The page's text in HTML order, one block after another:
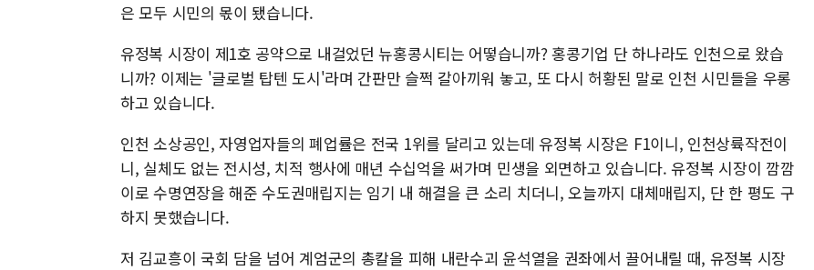
은 모두 시민의 몫이 됐습니다.
유정복 시장이 제1호 공약으로 내걸었던 뉴홍콩시티는 어떻습니까? 홍콩기업 단 하나라도 인천으로 왔습
니까? 이제는 '글로벌 탑텐 도시'라며 간판만 슬쩍 갈아끼워 놓고, 또 다시 허황된 말로 인천 시민들을 우롱
하고 있습니다.
인천 소상공인, 자영업자들의 폐업률은 전국 1위를 달리고 있는데 유정복 시장은 F1이니, 인천상륙작전이
니, 실체도 없는 전시성, 치적 행사에 매년 수십억을 써가며 민생을 외면하고 있습니다. 유정복 시장이 깜깜
이로 수명연장을 해준 수도권매립지는 임기 내 해결을 큰 소리 치더니, 오늘까지 대체매립지, 단 한 평도 구
하지 못했습니다.
저 김교흥이 국회 담을 넘어 계엄군의 총칼을 피해 내란수괴 윤석열을 권좌에서 끌어내릴 때, 유정복 시장